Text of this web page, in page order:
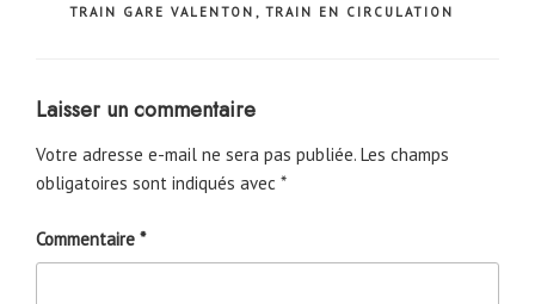
TRAIN GARE VALENTON , TRAIN EN CIRCULATION
Laisser un commentaire
Votre adresse e-mail ne sera pas publiée. Les champs
obligatoires sont indiqués avec *
Commentaire *